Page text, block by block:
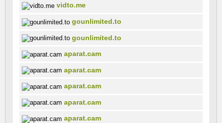
vidto.me
gounlimited.to
gounlimited.to
aparat.cam
aparat.cam
aparat.cam
aparat.cam
aparat.cam